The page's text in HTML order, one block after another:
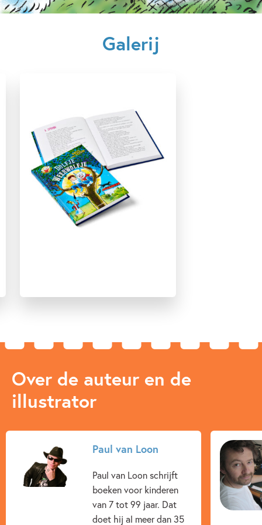
7 – 9 jaar 9 – 12 jaar
Actie & avontuur
Beginnende lezer & AVI boeken
Bekend van film/tv
Familie & gezin
Spanning
Spanning & griezelen
Woorden & taal
Paul van Loon
Galerij
Over de auteur en de
illustrator
Paul van Loon
Paul van Loon schrijft
boeken voor kinderen
van 7 tot 99 jaar. Dat
doet hij al meer dan 35